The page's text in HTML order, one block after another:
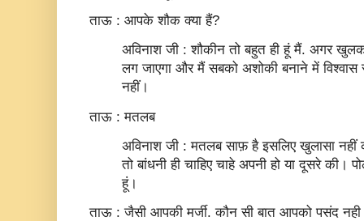
ताऊ : आपके शौक क्या हैं?
अविनाश जी : शौकीन तो बहुत ही हूं मैं. अगर
लग जाएगा और मैं सबको अशोकी बनाने में
नहीं।
ताऊ : मतलब
अविनाश जी : मतलब साफ़ है इसलिए खुलासा नहीं
तो बांधनी ही चाहिए चाहे अपनी हो या दूसरे की।
हूं।
ताऊ : जैसी आपकी मर्जी. कौन सी बात आपको पसंद नही